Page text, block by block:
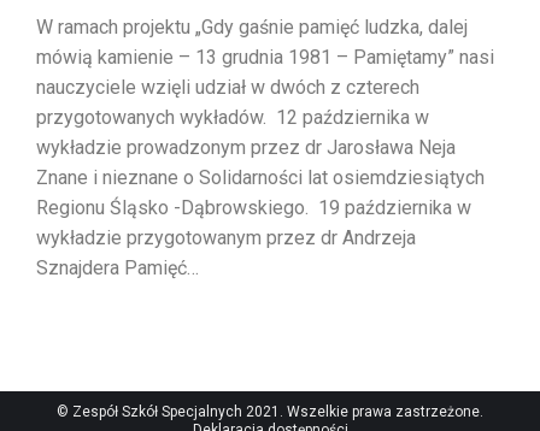
W ramach projektu „Gdy gaśnie pamięć ludzka, dalej
mówią kamienie – 13 grudnia 1981 – Pamiętamy” nasi
nauczyciele wzięli udział w dwóch z czterech
przygotowanych wykładów. 12 października w
wykładzie prowadzonym przez dr Jarosława Neja
Znane i nieznane o Solidarności lat osiemdziesiątych
Regionu Śląsko -Dąbrowskiego. 19 października w
wykładzie przygotowanym przez dr Andrzeja
Sznajdera Pamięć…
© Zespół Szkół Specjalnych 2021. Wszelkie prawa zastrzeżone.